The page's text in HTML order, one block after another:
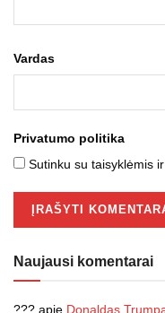
Vardas
Privatumo politika
Sutinku su taisyklėmis
Naujausi komentarai
??? apie Donaldas